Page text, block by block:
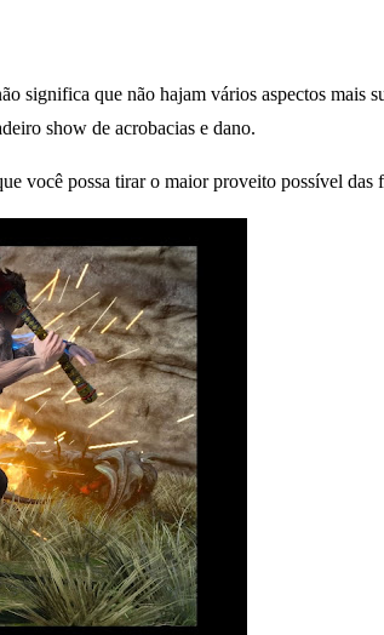
que não hajam vários aspectos mais
show de acrobacias e dano.
você possa tirar o maior proveito possível